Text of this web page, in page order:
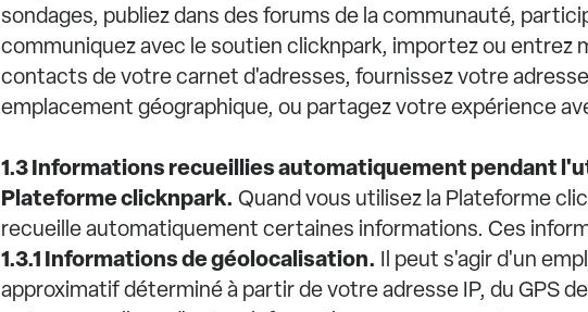
sondages, publiez dans des forums de la communauté,
communiquez avec le soutien clicknpark, importez ou entrez
contacts de votre carnet d'adresses, fournissez votre
emplacement géographique, ou partagez votre expérience
1.3 Informations recueillies automatiquement pendant
Plateforme clicknpark. Quand vous utilisez la Plateforme
recueille automatiquement certaines informations. Ces
1.3.1 Informations de géolocalisation. Il peut s'agir d'un
approximatif déterminé à partir de votre adresse IP, du GPS